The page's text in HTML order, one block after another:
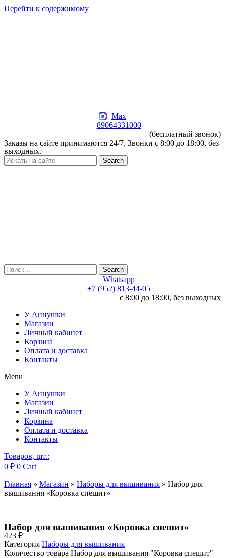
Перейти к содержимому
Max
89064331000
(бесплатный звонок)
Заказы на сайте принимаются 24/7. Звонки c 8:00 до 18:00, без
выходных.
Search
Search
Whatsapp
+7 (952) 813-44-05
c 8:00 до 18:00, без выходных
У Аннушки
Магазин
Личный кабинет
Корзина
Оплата и доставка
Контакты
Menu
У Аннушки
Магазин
Личный кабинет
Корзина
Оплата и доставка
Контакты
Товаров, шт.:
0 ₽ 0 Cart
Главная » Магазин » Наборы для вышивания » Набор для
вышивания «Коровка спешит»
Набор для вышивания «Коровка спешит»
423 ₽
Категория Наборы для вышивания
Количество товара Набор для вышивания "Коровка спешит"